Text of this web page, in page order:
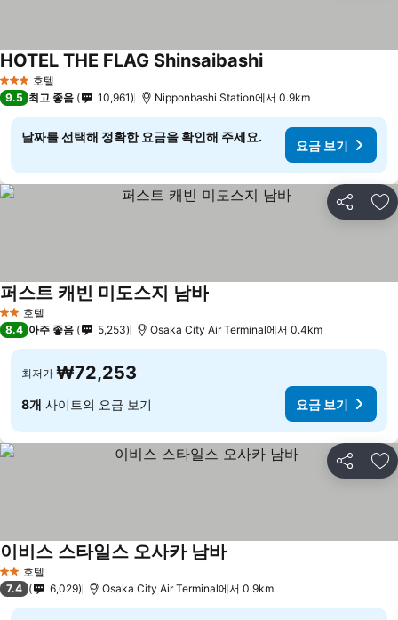
3 성급 호텔
HOTEL THE FLAG Shinsaibashi
9.5 최고 좋음 10,961 Nipponbashi Station에서 0.9km
날짜를 선택해 정확한 요금을 확인해 주세요.
요금 보기
공유 즐
2 성급호텔
퍼스트 캐빈 미도스지 남바
8.4 아주 좋음 5,253 Osaka City Air Terminal에서 0.4km
최저가 ₩72,253
8개 사이트의 요금 보기 요금 보기
공유 즐
2 성급호텔
이비스 스타일스 오사카 남바
7.4 6,029 Osaka City Air Terminal에서 0.9km